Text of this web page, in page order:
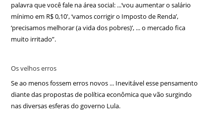
palavra que você fale na área social: ...‘vou aumentar o salário
mínimo em R$ 0,10′, ‘vamos corrigir o Imposto de Renda’,
‘precisamos melhorar (a vida dos pobres)’, ... o mercado fica
muito irritado”.
Os velhos erros
Se ao menos fossem erros novos ... Inevitável esse pensamento
diante das propostas de política econômica que vão surgindo
nas diversas esferas do governo Lula.